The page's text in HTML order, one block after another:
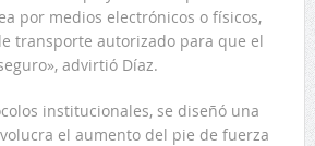
por medios electrónicos o físicos,
transporte autorizado para que el
advirtió Díaz.
institucionales, se diseñó una
el aumento del pie de fuerza